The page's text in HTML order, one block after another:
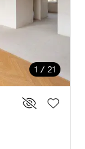
1 / 21